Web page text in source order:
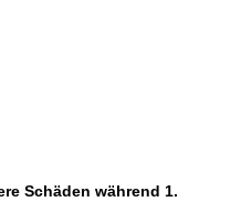
Schäden während 1.